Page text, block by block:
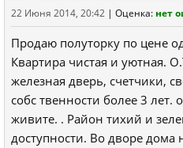
22 Июня 2014, 20:42 | Оценка: нет
Продаю полуторку по цене
Квартира чистая и уютная.
железная дверь, счетчики,
собс твенности более 3
живите. . Район тихий и
доступности. Во дворе дома